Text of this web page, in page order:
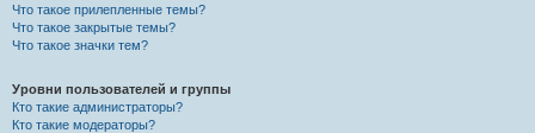
Что такое прилепленные темы?
Что такое закрытые темы?
Что такое значки тем?
Уровни пользователей и группы
Кто такие администраторы?
Кто такие модераторы?